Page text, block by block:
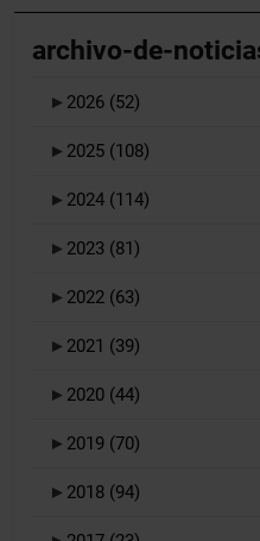
archivo-de-
► 2026 (52)
► 2025 (108)
► 2024 (114)
► 2023 (81)
► 2022 (63)
► 2021 (39)
► 2020 (44)
► 2019 (70)
► 2018 (94)